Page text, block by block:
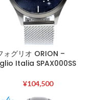
ォグリオ ORION –
Italia SPAX000SS
¥104,500